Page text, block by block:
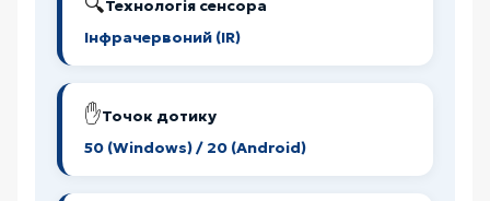
Технологія сенсора
Інфрачервоний (IR)
✋Точок дотику
50 (Windows) / 20 (Android)